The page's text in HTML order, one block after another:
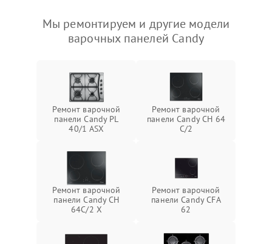
Мы ремонтируем и другие модели
варочных панелей Candy
Ремонт варочной
панели Candy PL
40/1 ASX
Ремонт варочной
панели Candy CH 64
C/2
Ремонт варочной
панели Candy CH
64C/2 X
Ремонт варочной
панели Candy CFA
62